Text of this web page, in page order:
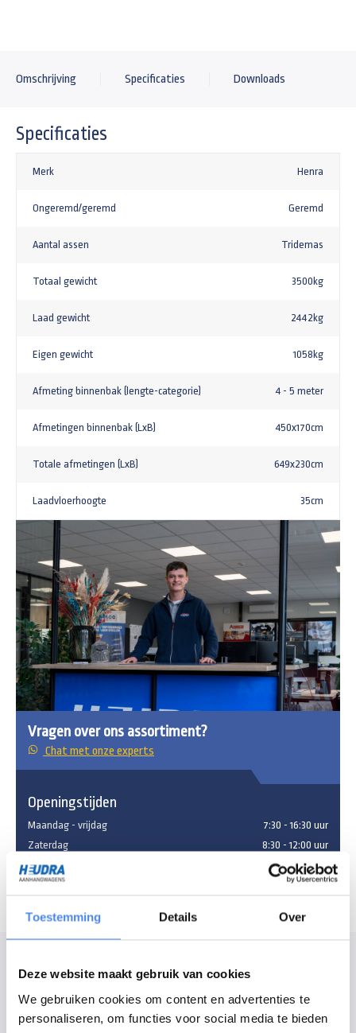
Toestemming Details Over
Deze website maakt gebruik van cookies
We gebruiken cookies om content en advertenties te
personaliseren, om functies voor social media te bieden
Omschrijving Specificaties Downloads
Specificaties
Merk Henra
Ongeremd/geremd Geremd
Aantal assen Tridemas
Totaal gewicht 3500kg
Laad gewicht 2442kg
Eigen gewicht 1058kg
Afmeting binnenbak (lengte-categorie) 4 - 5 meter
Afmetingen binnenbak (LxB) 450x170cm
Totale afmetingen (LxB) 649x230cm
Laadvloerhoogte 35cm
Vragen over ons assortiment?
Chat met onze experts
Openingstijden
Maandag - vrijdag
7:30 - 16:30 uur
Zaterdag
8:30 - 12:00 uur
gegarandeerd lang plezier heeft van uw machinetransporter. Ook heeft de